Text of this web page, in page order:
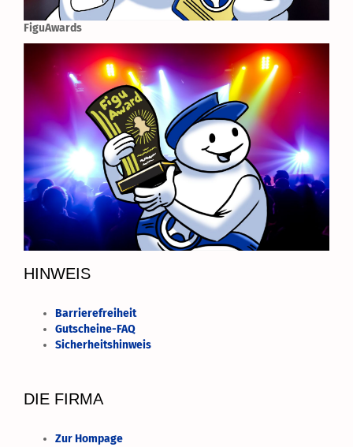
FiguAwards
HINWEIS
Barrierefreiheit
Gutscheine-FAQ
Sicherheitshinweis
DIE FIRMA
Zur Hompage